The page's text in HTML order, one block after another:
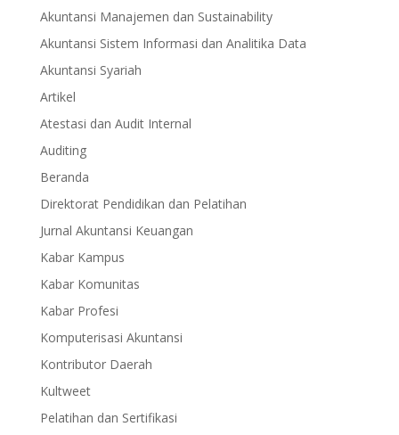
Akuntansi Manajemen dan Sustainability
Akuntansi Sistem Informasi dan Analitika Data
Akuntansi Syariah
Artikel
Atestasi dan Audit Internal
Auditing
Beranda
Direktorat Pendidikan dan Pelatihan
Jurnal Akuntansi Keuangan
Kabar Kampus
Kabar Komunitas
Kabar Profesi
Komputerisasi Akuntansi
Kontributor Daerah
Kultweet
Pelatihan dan Sertifikasi